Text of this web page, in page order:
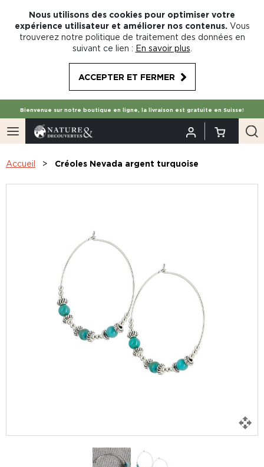
Nous utilisons des cookies pour optimiser votre
expérience utilisateur et améliorer nos contenus. Vous
trouverez notre politique de traitement des données en
suivant ce lien : En savoir plus
ACCEPTER ET FERMER
Bienvenue sur notre boutique en ligne, la livraison est gratuite en Suisse!
Accueil Créoles Nevada argent turquoise